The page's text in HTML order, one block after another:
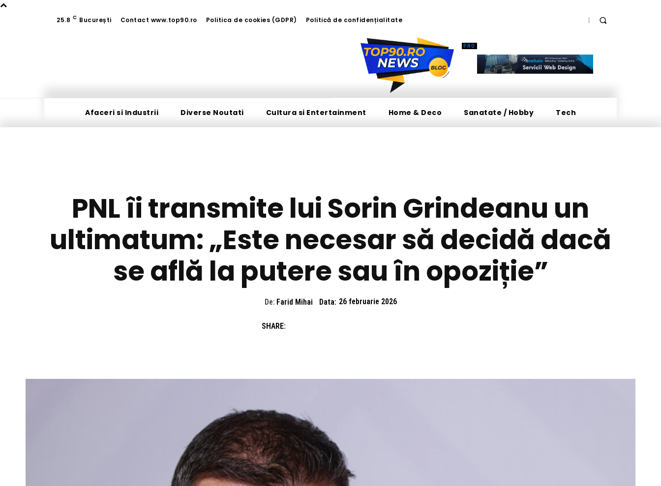
25.8 C București Contact www.top90.ro Politica de cookies (GDPR) Politică de confidențialitate
Afaceri si Industrii Diverse Noutati Cultura si Entertainment Home & Deco Sanatate / Hobby Tech
PNL îi transmite lui Sorin Grindeanu un
ultimatum: „Este necesar să decidă dacă
se află la putere sau în opoziție”
De: Farid Mihai Data: 26 februarie 2026
SHARE: